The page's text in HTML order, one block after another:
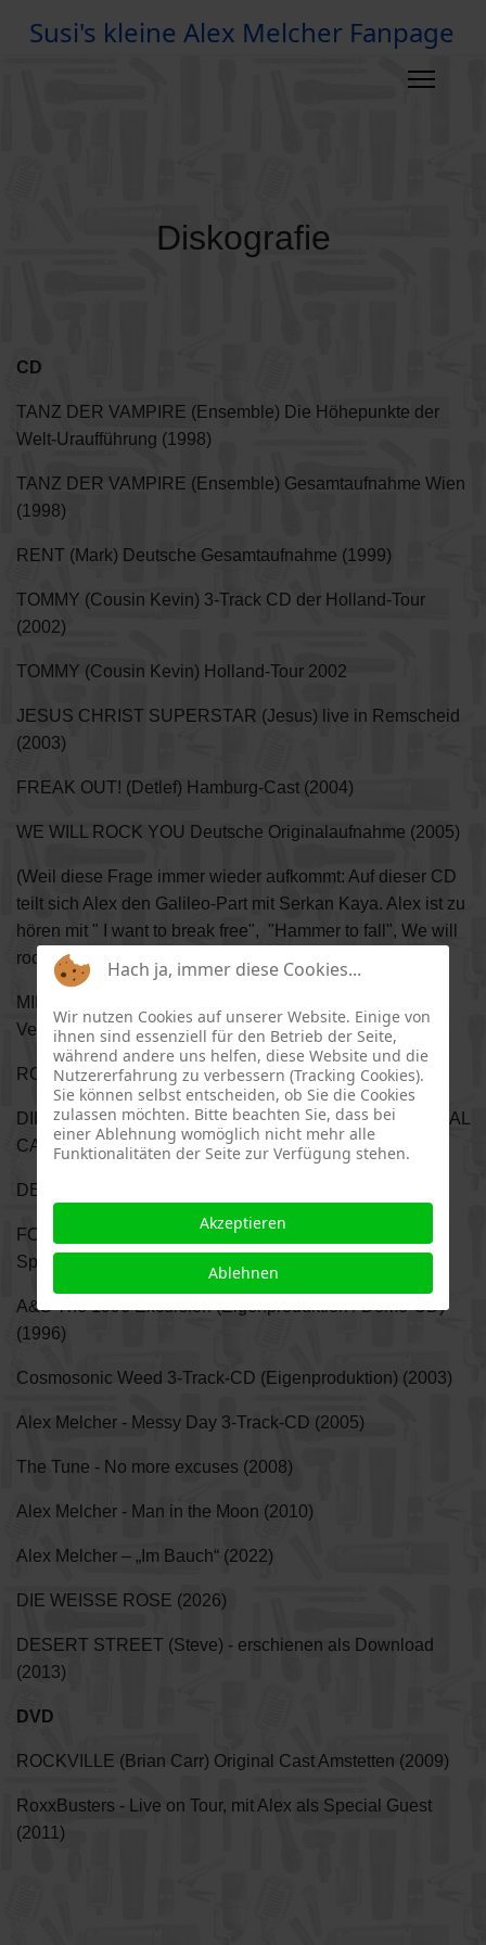
Susi's kleine Alex Melcher Fanpage
Diskografie
CD
TANZ DER VAMPIRE (Ensemble) Die Höhepunkte der
Welt-Uraufführung (1998)
TANZ DER VAMPIRE (Ensemble) Gesamtaufnahme Wien
(1998)
RENT (Mark) Deutsche Gesamtaufnahme (1999)
TOMMY (Cousin Kevin) 3-Track CD der Holland-Tour
(2002)
TOMMY (Cousin Kevin) Holland-Tour 2002
JESUS CHRIST SUPERSTAR (Jesus) live in Remscheid
(2003)
FREAK OUT! (Detlef) Hamburg-Cast (2004)
WE WILL ROCK YOU Deutsche Originalaufnahme (2005)
(Weil diese Frage immer wieder aufkommt: Auf dieser CD
teilt sich Alex den Galileo-Part mit Serkan Kaya. Alex ist zu
hören mit " I want to break free", "Hammer to fall", We will
rock you" und " We are the champions".)
MILESTONES 2006 Live-Aufnahme gleichnamiger
Veranstaltung (2007)
ROCKVILLE (Brian Carr) Original Cast Amstetten (2009)
DIE TAGEBÜCHER VON ADAM & EVA (Adam) ORIGINAL
CAST (2012)
DER ACHTSAME TIGER (Tiger) (2021)
FOR THE CHILDREN Benefiz-Single Artists In Divine
Spirit (2007)
A&S The 1996 Excursion (Eigenproduktion / Demo-CD)
(1996)
Cosmosonic Weed 3-Track-CD (Eigenproduktion) (2003)
Alex Melcher - Messy Day 3-Track-CD (2005)
The Tune - No more excuses (2008)
Alex Melcher - Man in the Moon (2010)
Alex Melcher – „Im Bauch“ (2022)
DIE WEISSE ROSE (2026)
DESERT STREET (Steve) - erschienen als Download
(2013)
DVD
ROCKVILLE (Brian Carr) Original Cast Amstetten (2009)
RoxxBusters - Live on Tour, mit Alex als Special Guest
(2011)
Hach ja, immer diese Cookies...
Wir nutzen Cookies auf unserer Website. Einige von
ihnen sind essenziell für den Betrieb der Seite,
während andere uns helfen, diese Website und die
Nutzererfahrung zu verbessern (Tracking Cookies).
Sie können selbst entscheiden, ob Sie die Cookies
zulassen möchten. Bitte beachten Sie, dass bei
einer Ablehnung womöglich nicht mehr alle
Funktionalitäten der Seite zur Verfügung stehen.
Akzeptieren
Ablehnen